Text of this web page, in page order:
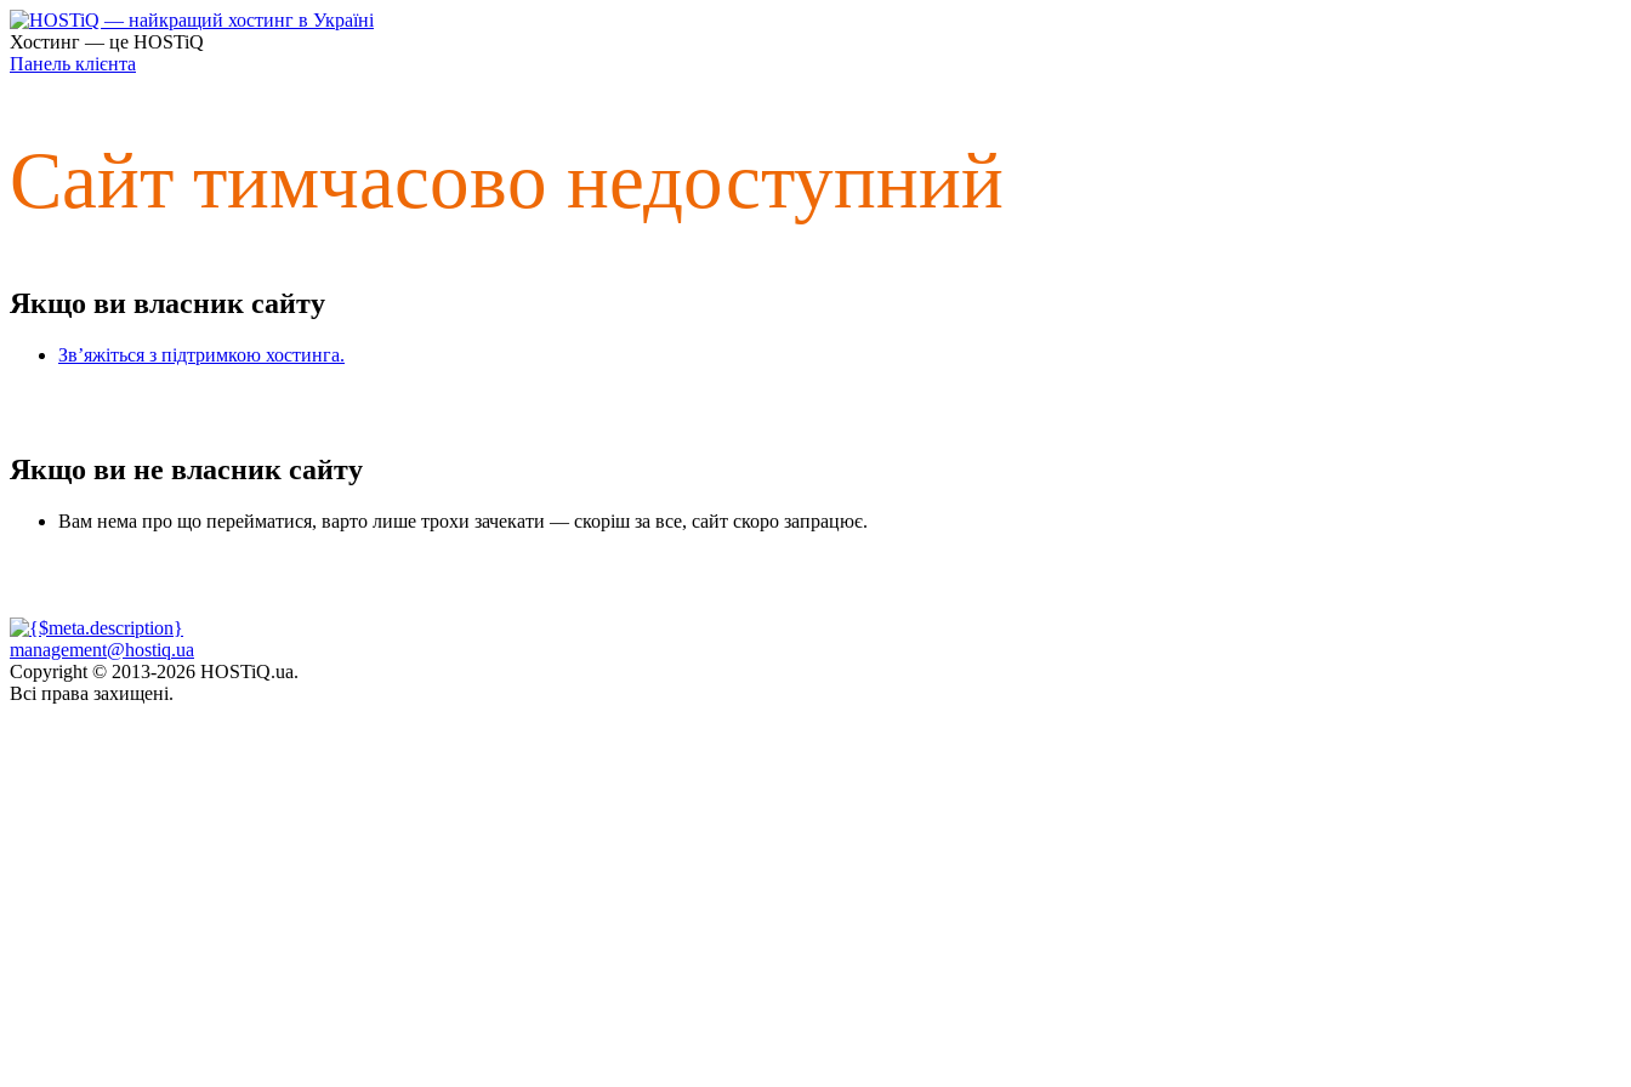
Хостинг — це HOSTiQ
Панель клієнта
Сайт тимчасово недоступний
Якщо ви власник сайту
Зв’яжіться з підтримкою хостинга.
Якщо ви не власник сайту
Вам нема про що перейматися, варто лише трохи зачекати — скоріш за все, сайт скоро запрацює.
management@hostiq.ua
Copyright © 2013-2026 HOSTiQ.ua.
Всі права захищені.